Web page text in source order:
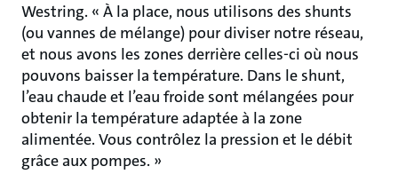
Westring. « À la place, nous utilisons des shunts
(ou vannes de mélange) pour diviser notre réseau,
et nous avons les zones derrière celles-ci où nous
pouvons baisser la température. Dans le shunt,
l’eau chaude et l’eau froide sont mélangées pour
obtenir la température adaptée à la zone
alimentée. Vous contrôlez la pression et le débit
grâce aux pompes. »